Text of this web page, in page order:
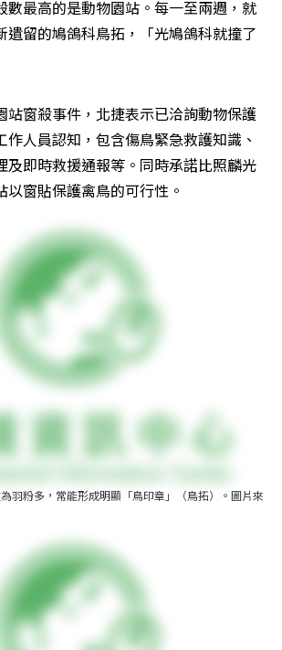
數最高的是動物園站。每一至兩週，就
遺留的鳩鴿科鳥拓，「光鳩鴿科就撞了
站窗殺事件，北捷表示已洽詢動物保護
作人員認知，包含傷鳥緊急救護知識、
及即時救援通報等。同時承諾比照麟光
以窗貼保護禽鳥的可行性。
羽粉多，常能形成明顯「鳥印章」（鳥拓）。圖片來